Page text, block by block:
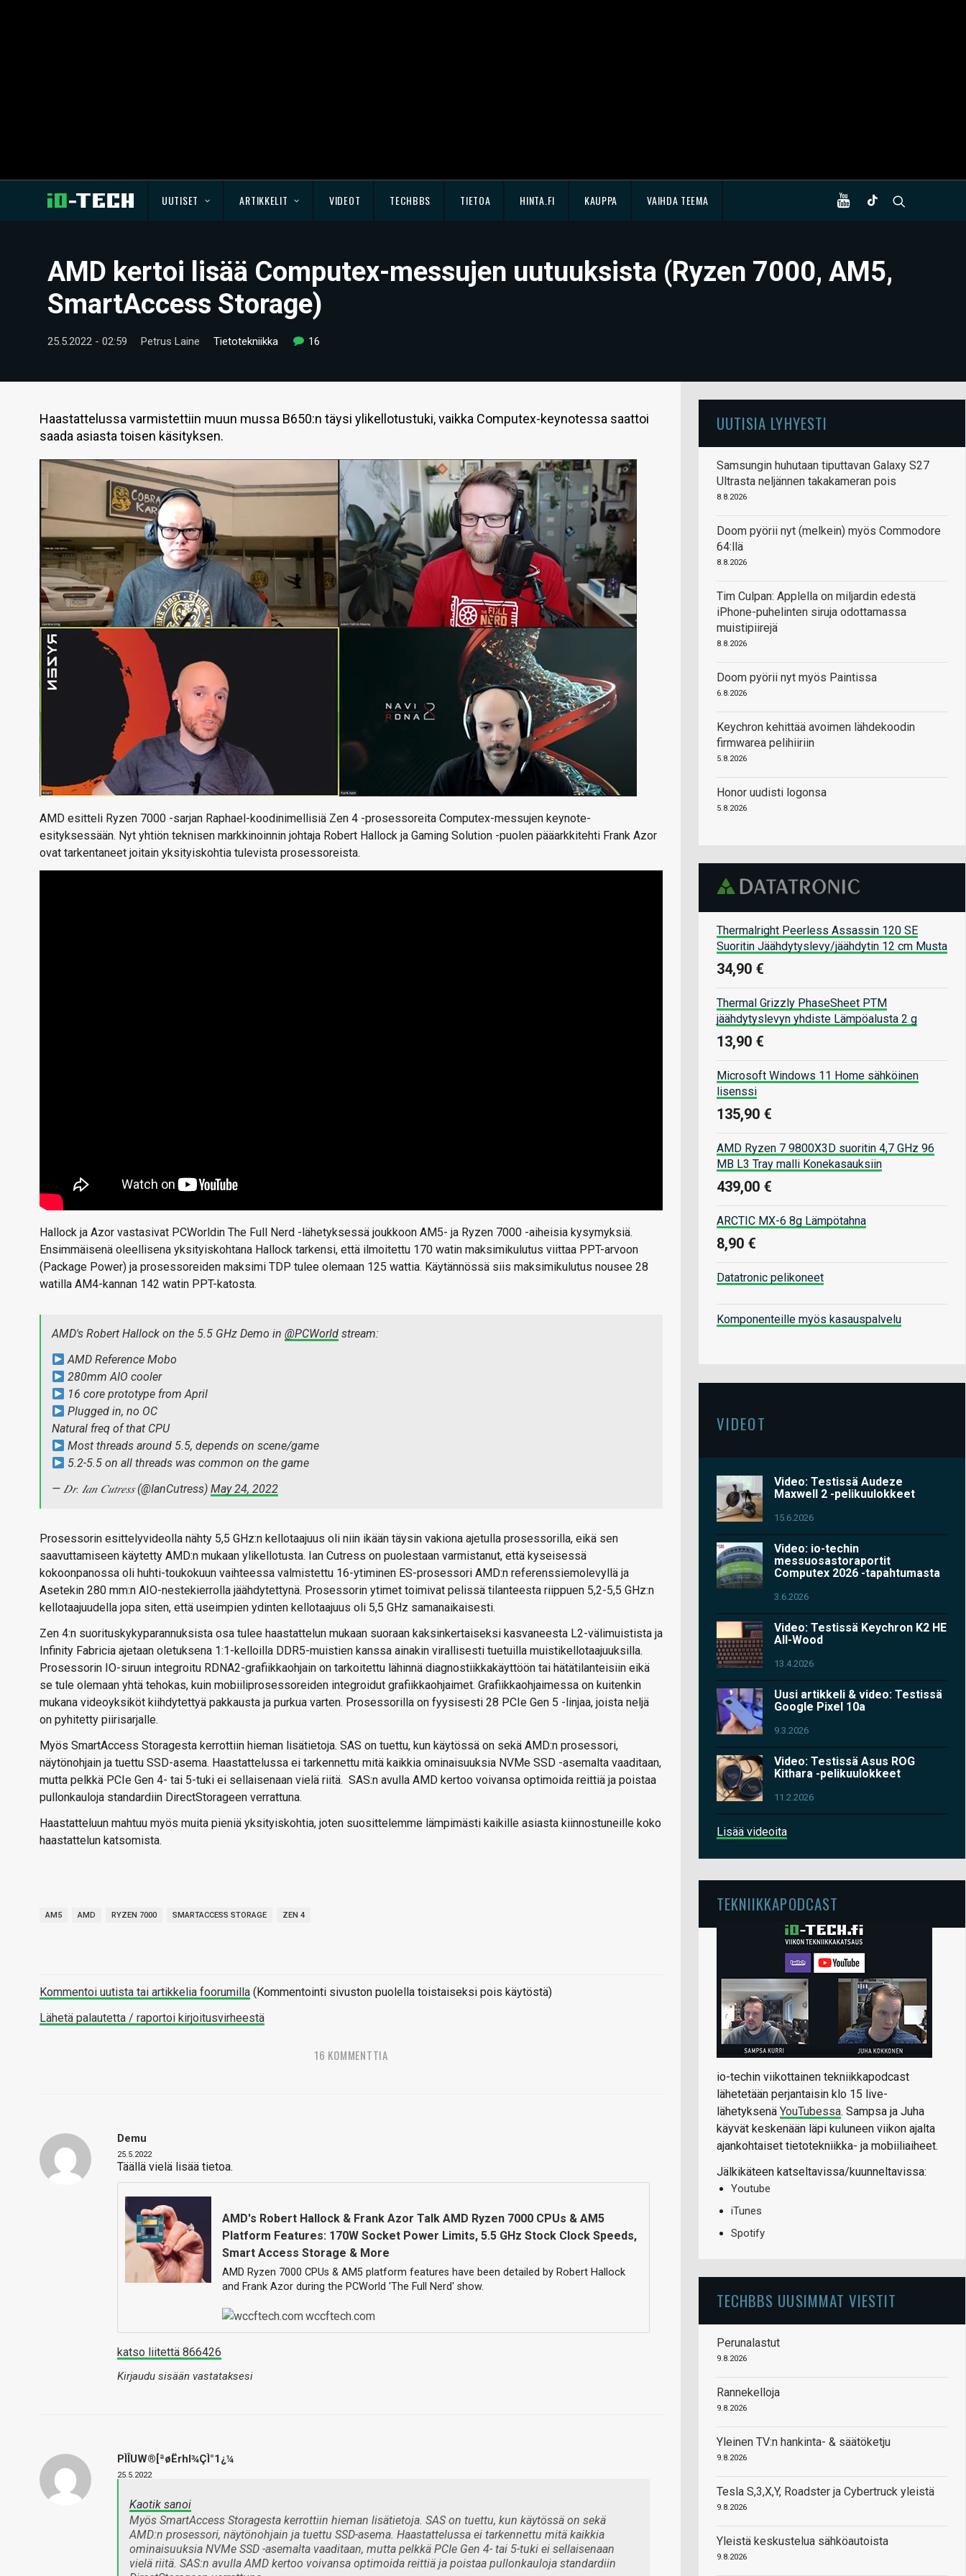
UUTISET ARTIKKELIT VIDEOT TECHBBS TIETOA HINTA.FI KAUPPA VAIHDA TEEMA
AMD kertoi lisää Computex-messujen uutuuksista (Ryzen 7000, AM5,
SmartAccess Storage)
25.5.2022 - 02:59 Petrus Laine Tietotekniikka 16
Haastattelussa varmistettiin muun mussa B650:n täysi ylikellotustuki, vaikka Computex-keynotessa saattoi
saada asiasta toisen käsityksen.
AMD esitteli Ryzen 7000 -sarjan Raphael-koodinimellisiä Zen 4 -prosessoreita Computex-messujen keynote-
esityksessään. Nyt yhtiön teknisen markkinoinnin johtaja Robert Hallock ja Gaming Solution -puolen pääarkkitehti Frank Azor
ovat tarkentaneet joitain yksityiskohtia tulevista prosessoreista.
Hallock ja Azor vastasivat PCWorldin The Full Nerd -lähetyksessä joukkoon AM5- ja Ryzen 7000 -aiheisia kysymyksiä.
Ensimmäisenä oleellisena yksityiskohtana Hallock tarkensi, että ilmoitettu 170 watin maksimikulutus viittaa PPT-arvoon
(Package Power) ja prosessoreiden maksimi TDP tulee olemaan 125 wattia. Käytännössä siis maksimikulutus nousee 28
watilla AM4-kannan 142 watin PPT-katosta.
AMD's Robert Hallock on the 5.5 GHz Demo in @PCWorld stream:
AMD Reference Mobo
280mm AIO cooler
16 core prototype from April
Plugged in, no OC
Natural freq of that CPU
Most threads around 5.5, depends on scene/game
5.2-5.5 on all threads was common on the game
— 𝐷𝑟. 𝐼𝑎𝑛 𝐶𝑢𝑡𝑟𝑒𝑠𝑠 (@IanCutress) May 24, 2022
Prosessorin esittelyvideolla nähty 5,5 GHz:n kellotaajuus oli niin ikään täysin vakiona ajetulla prosessorilla, eikä sen
saavuttamiseen käytetty AMD:n mukaan ylikellotusta. Ian Cutress on puolestaan varmistanut, että kyseisessä
kokoonpanossa oli huhti-toukokuun vaihteessa valmistettu 16-ytiminen ES-prosessori AMD:n referenssiemolevyllä ja
Asetekin 280 mm:n AIO-nestekierrolla jäähdytettynä. Prosessorin ytimet toimivat pelissä tilanteesta riippuen 5,2-5,5 GHz:n
kellotaajuudella jopa siten, että useimpien ydinten kellotaajuus oli 5,5 GHz samanaikaisesti.
Zen 4:n suorituskykyparannuksista osa tulee haastattelun mukaan suoraan kaksinkertaiseksi kasvaneesta L2-välimuistista ja
Infinity Fabricia ajetaan oletuksena 1:1-kelloilla DDR5-muistien kanssa ainakin virallisesti tuetuilla muistikellotaajuuksilla.
Prosessorin IO-siruun integroitu RDNA2-grafiikkaohjain on tarkoitettu lähinnä diagnostiikkakäyttöön tai hätätilanteisiin eikä
se tule olemaan yhtä tehokas, kuin mobiiliprosessoreiden integroidut grafiikkaohjaimet. Grafiikkaohjaimessa on kuitenkin
mukana videoyksiköt kiihdytettyä pakkausta ja purkua varten. Prosessorilla on fyysisesti 28 PCIe Gen 5 -linjaa, joista neljä
on pyhitetty piirisarjalle.
Myös SmartAccess Storagesta kerrottiin hieman lisätietoja. SAS on tuettu, kun käytössä on sekä AMD:n prosessori,
näytönohjain ja tuettu SSD-asema. Haastattelussa ei tarkennettu mitä kaikkia ominaisuuksia NVMe SSD -asemalta vaaditaan,
mutta pelkkä PCIe Gen 4- tai 5-tuki ei sellaisenaan vielä riitä. SAS:n avulla AMD kertoo voivansa optimoida reittiä ja poistaa
pullonkauloja standardiin DirectStorageen verrattuna.
Haastatteluun mahtuu myös muita pieniä yksityiskohtia, joten suosittelemme lämpimästi kaikille asiasta kiinnostuneille koko
haastattelun katsomista.
AM5 AMD RYZEN 7000 SMARTACCESS STORAGE ZEN 4
Kommentoi uutista tai artikkelia foorumilla (Kommentointi sivuston puolella toistaiseksi pois käytöstä)
Lähetä palautetta / raportoi kirjoitusvirheestä
16 KOMMENTTIA
Demu
25.5.2022
Täällä vielä lisää tietoa.
AMD's Robert Hallock & Frank Azor Talk AMD Ryzen 7000 CPUs & AM5
Platform Features: 170W Socket Power Limits, 5.5 GHz Stock Clock Speeds,
Smart Access Storage & More
AMD Ryzen 7000 CPUs & AM5 platform features have been detailed by Robert Hallock
and Frank Azor during the PCWorld 'The Full Nerd' show.
wccftech.com
katso liitettä 866426
Kirjaudu sisään vastataksesi
PÌÎUW®[ªøËrhl¾ÇÌ°1¿¼
25.5.2022
Kaotik sanoi
Myös SmartAccess Storagesta kerrottiin hieman lisätietoja. SAS on tuettu, kun käytössä on sekä
AMD:n prosessori, näytönohjain ja tuettu SSD-asema. Haastattelussa ei tarkennettu mitä kaikkia
ominaisuuksia NVMe SSD -asemalta vaaditaan, mutta pelkkä PCIe Gen 4- tai 5-tuki ei sellaisenaan
vielä riitä. SAS:n avulla AMD kertoo voivansa optimoida reittiä ja poistaa pullonkauloja standardiin
UUTISIA LYHYESTI
Samsungin huhutaan tiputtavan Galaxy S27
Ultrasta neljännen takakameran pois
8.8.2026
Doom pyörii nyt (melkein) myös Commodore
64:llä
8.8.2026
Tim Culpan: Applella on miljardin edestä
iPhone-puhelinten siruja odottamassa
muistipiirejä
8.8.2026
Doom pyörii nyt myös Paintissa
6.8.2026
Keychron kehittää avoimen lähdekoodin
firmwarea pelihiiriin
5.8.2026
Honor uudisti logonsa
5.8.2026
Thermalright Peerless Assassin 120 SE
Suoritin Jäähdytyslevy/jäähdytin 12 cm Musta
34,90 €
Thermal Grizzly PhaseSheet PTM
jäähdytyslevyn yhdiste Lämpöalusta 2 g
13,90 €
Microsoft Windows 11 Home sähköinen
lisenssi
135,90 €
AMD Ryzen 7 9800X3D suoritin 4,7 GHz 96
MB L3 Tray malli Konekasauksiin
439,00 €
ARCTIC MX-6 8g Lämpötahna
8,90 €
Datatronic pelikoneet
Komponenteille myös kasauspalvelu
VIDEOT
Video: Testissä Audeze
Maxwell 2 -pelikuulokkeet
15.6.2026
Video: io-techin
messuosastoraportit
Computex 2026 -tapahtumasta
3.6.2026
Video: Testissä Keychron K2 HE
All-Wood
13.4.2026
Uusi artikkeli & video: Testissä
Google Pixel 10a
9.3.2026
Video: Testissä Asus ROG
Kithara -pelikuulokkeet
11.2.2026
Lisää videoita
TEKNIIKKAPODCAST
io-techin viikottainen tekniikkapodcast
lähetetään perjantaisin klo 15 live-
lähetyksenä YouTubessa. Sampsa ja Juha
käyvät keskenään läpi kuluneen viikon ajalta
ajankohtaiset tietotekniikka- ja mobiiliaiheet.
Jälkikäteen katseltavissa/kuunneltavissa:
Youtube
iTunes
Spotify
TECHBBS UUSIMMAT VIESTIT
Perunalastut
9.8.2026
Rannekelloja
9.8.2026
Yleinen TV:n hankinta- & säätöketju
9.8.2026
Tesla S,3,X,Y, Roadster ja Cybertruck yleistä
9.8.2026
Yleistä keskustelua sähköautoista
9.8.2026